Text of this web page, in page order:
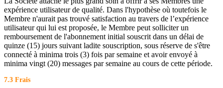
expérience utilisateur de qualité. Dans l'hypothèse où toutefois le
Membre n'aurait pas trouvé satisfaction au travers de l’expérience
utilisateur qui lui est proposée, le Membre peut solliciter un
remboursement de l'abonnement initial souscrit dans un délai de
quinze (15) jours suivant ladite souscription, sous réserve de s'être
connecté à minima trois (3) fois par semaine et avoir envoyé à
minima vingt (20) messages par semaine au cours de cette période.
7.3 Frais